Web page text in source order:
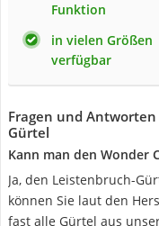
Funktion
in vielen Größen
verfügbar
Fragen und
Gürtel
Kann man den Wonder
Ja, den Leistenbruch-
können Sie laut den
fast alle Gürtel aus